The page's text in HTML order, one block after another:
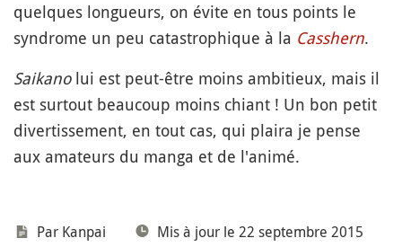
quelques longueurs, on évite en tous points le
syndrome un peu catastrophique à la Casshern.
Saikanolui est peut-être moins ambitieux, mais il
est surtout beaucoup moins chiant ! Un bon petit
divertissement, en tout cas, qui plaira je pense
aux amateurs du manga et de l'animé.
Par Kanpai Mis à jour le 22 septembre 2015